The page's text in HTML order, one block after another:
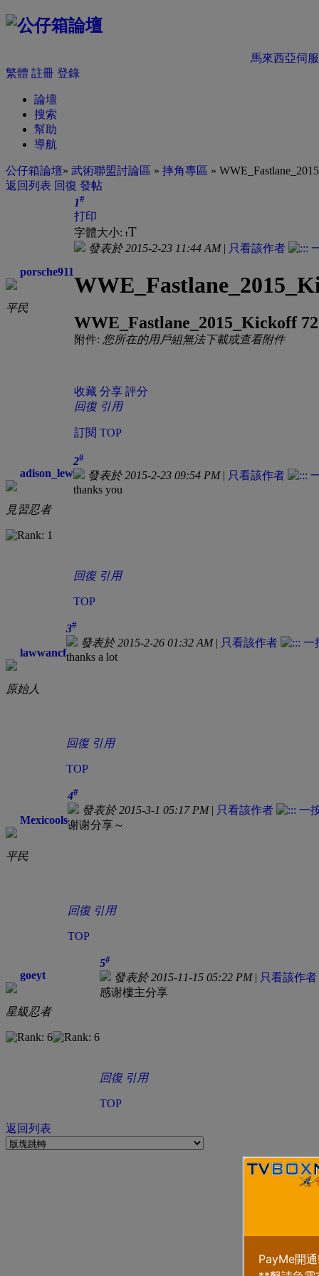
馬來西亞伺
繁體 註冊 登錄
論壇
搜索
幫助
導航
公仔箱論壇» 武術聯盟討論區 » 摔角專區 »
返回列表 回復 發帖
porsche911
平民
1#
打印
字體大小: tT
發表於 2015-2-23 11:44 AM| 只看該作者
WWE_Fastlane_2015_Kickoff
附件: 您所在的用戶組無法下載或查看附件
收藏 分享 評分
回復 引用
訂閱 TOP
adison_lew
見習忍者
2#
發表於 2015-2-23 09:54 PM| 只看該作者
thanks you
回復 引用
TOP
lawwancf
原始人
3#
發表於 2015-2-26 01:32 AM| 只看該作者
thanks a lot
回復 引用
TOP
Mexicools
平民
4#
發表於 2015-3-1 05:17 PM| 只看該作者
谢谢分享～
回復 引用
TOP
goeyt
星級忍者
5#
發表於 2015-11-15 05:22 PM| 只看該作者
感谢樓主分享
回復 引用
TOP
返回列表